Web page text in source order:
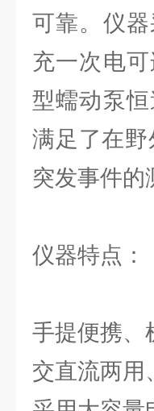
可靠。仪
充一次电
型蠕动泵
满足了在
突发事件的
仪器特点：
手提便携、
交直流两用